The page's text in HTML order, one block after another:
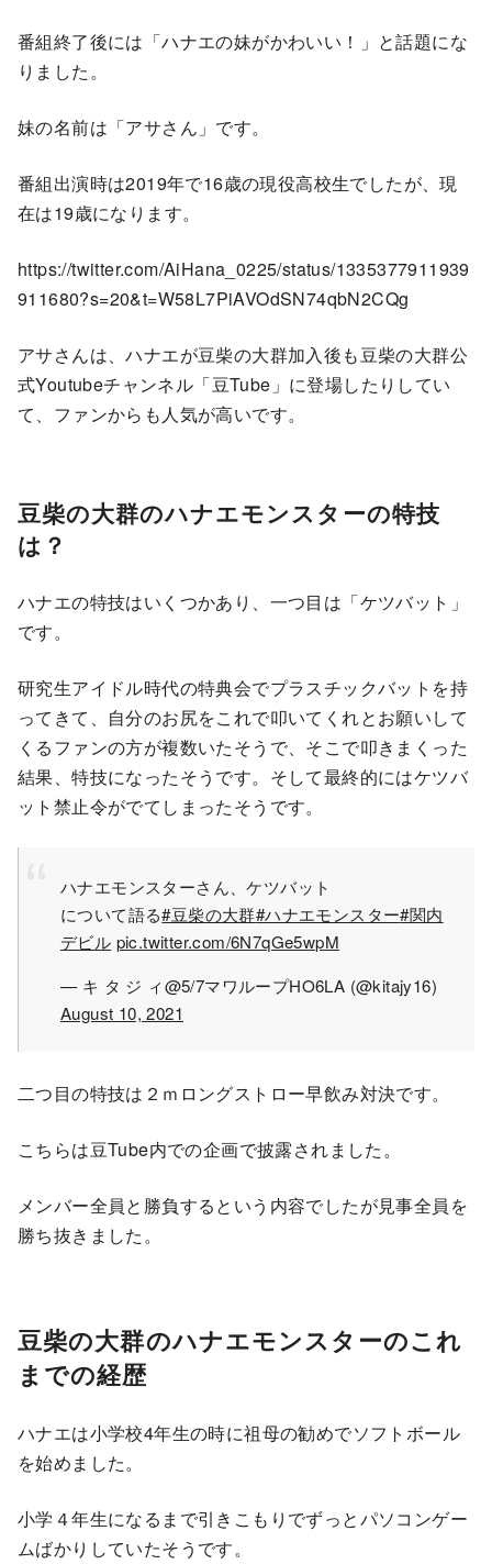
番組終了後には「ハナエの妹がかわいい！」と話題にな
りました。
妹の名前は「アサさん」です。
番組出演時は2019年で16歳の現役高校生でしたが、現
在は19歳になります。
https://twitter.com/AiHana_0225/status/1335377911939
911680?s=20&t=W58L7PiAVOdSN74qbN2CQg
アサさんは、ハナエが豆柴の大群加入後も豆柴の大群公
式Youtubeチャンネル「豆Tube」に登場したりしてい
て、ファンからも人気が高いです。
豆柴の大群のハナエモンスターの特技
は？
ハナエの特技はいくつかあり、一つ目は「ケツバット」
です。
研究生アイドル時代の特典会でプラスチックバットを持
ってきて、自分のお尻をこれで叩いてくれとお願いして
くるファンの方が複数いたそうで、そこで叩きまくった
結果、特技になったそうです。そして最終的にはケツバ
ット禁止令がでてしまったそうです。
ハナエモンスターさん、ケツバット
について語る#豆柴の大群#ハナエモンスター#関内
デビル pic.twitter.com/6N7qGe5wpM
— キ タ ジ ィ@5/7マワループHO6LA (@kitajy16)
August 10, 2021
二つ目の特技は２ｍロングストロー早飲み対決です。
こちらは豆Tube内での企画で披露されました。
メンバー全員と勝負するという内容でしたが見事全員を
勝ち抜きました。
豆柴の大群のハナエモンスターのこれ
までの経歴
ハナエは小学校4年生の時に祖母の勧めでソフトボール
を始めました。
小学４年生になるまで引きこもりでずっとパソコンゲー
ムばかりしていたそうです。